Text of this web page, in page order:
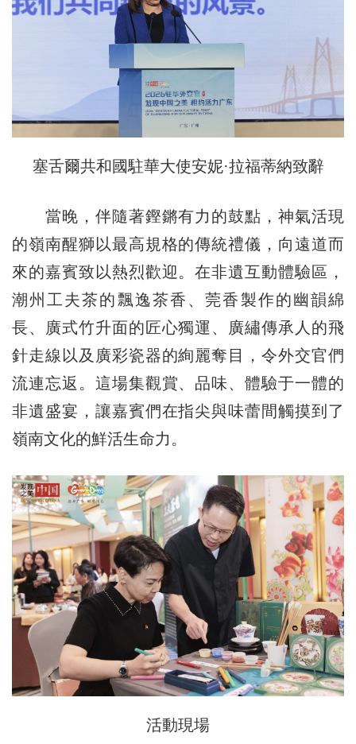
塞舌爾共和國駐華大使安妮·拉福蒂納致辭
當晚，伴隨著鏗鏘有力的鼓點，神氣活現
的嶺南醒獅以最高規格的傳統禮儀，向遠道而
來的嘉賓致以熱烈歡迎。在非遺互動體驗區，
潮州工夫茶的飄逸茶香、莞香製作的幽韻綿
長、廣式竹升面的匠心獨運、廣繡傳承人的飛
針走線以及廣彩瓷器的絢麗奪目，令外交官們
流連忘返。這場集觀賞、品味、體驗于一體的
非遺盛宴，讓嘉賓們在指尖與味蕾間觸摸到了
嶺南文化的鮮活生命力。
活動現場